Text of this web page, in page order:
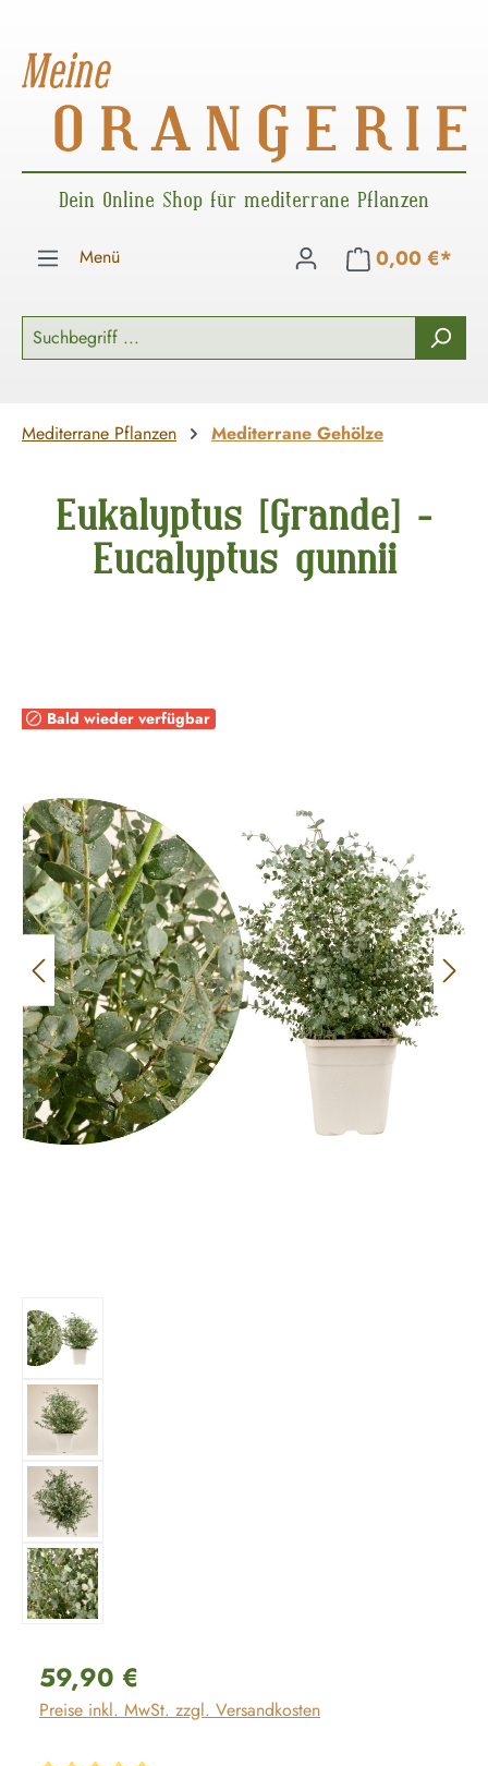
Dein Online Shop für mediterrane Pflanzen
Menü 0,00 €*
Mediterrane Pflanzen Mediterrane Gehölze
Eukalyptus [Grande] -
Eucalyptus gunnii
Bald wieder verfügbar
Regulärer Preis:
59,90 €
Preise inkl. MwSt. zzgl. Versandkosten